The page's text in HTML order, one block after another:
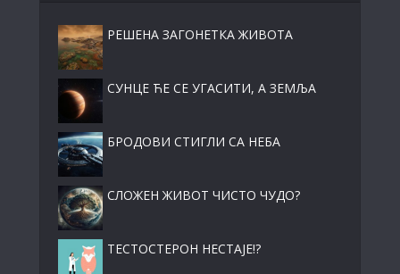
РЕШЕНА ЗАГОНЕТКА ЖИВОТА
СУНЦЕ ЋЕ СЕ УГАСИТИ, А ЗЕМЉА
БРОДОВИ СТИГЛИ СА НЕБА
СЛОЖЕН ЖИВОТ ЧИСТО ЧУДО?
ТЕСТОСТЕРОН НЕСТАЈЕ!?